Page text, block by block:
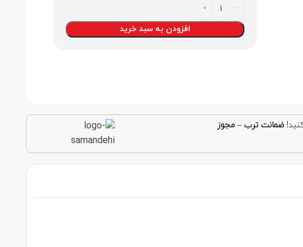
افزودن به سبد خرید
ضمانت ترب – مجوز